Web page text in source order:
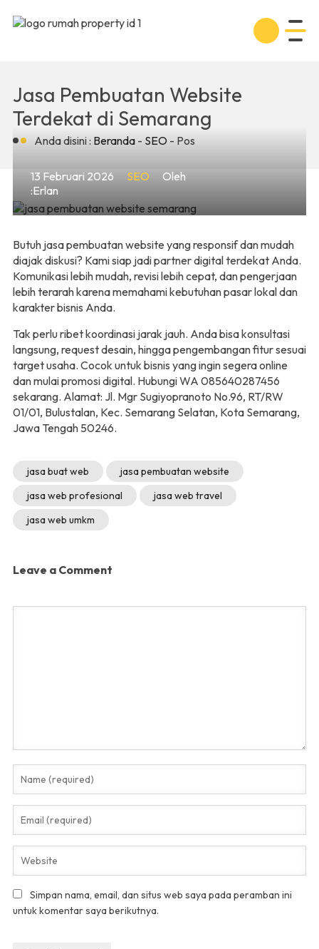
Jasa Pembuatan Website
Terdekat di Semarang
Anda disini : Beranda - SEO - Pos
13 Februari 2026 SEO
Oleh
:Erlan
Butuh jasa pembuatan website yang responsif dan mudah
diajak diskusi? Kami siap jadi partner digital terdekat Anda.
Komunikasi lebih mudah, revisi lebih cepat, dan pengerjaan
lebih terarah karena memahami kebutuhan pasar lokal dan
karakter bisnis Anda.
Tak perlu ribet koordinasi jarak jauh. Anda bisa konsultasi
langsung, request desain, hingga pengembangan fitur sesuai
target usaha. Cocok untuk bisnis yang ingin segera online
dan mulai promosi digital. Hubungi WA 085640287456
sekarang. Alamat: Jl. Mgr Sugiyopranoto No.96, RT/RW
01/01, Bulustalan, Kec. Semarang Selatan, Kota Semarang,
Jawa Tengah 50246.
jasa buat web
jasa pembuatan website
jasa web profesional
jasa web travel
jasa web umkm
Leave a Comment
Simpan nama, email, dan situs web saya pada peramban ini
untuk komentar saya berikutnya.